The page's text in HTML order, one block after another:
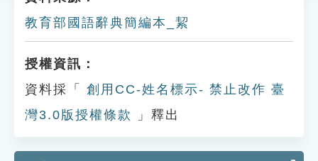
教育部國語辭典簡編本_絜
授權資訊：
資料採「
創用CC-姓名標示- 禁止改作 臺
灣3.0版授權條款
」釋出